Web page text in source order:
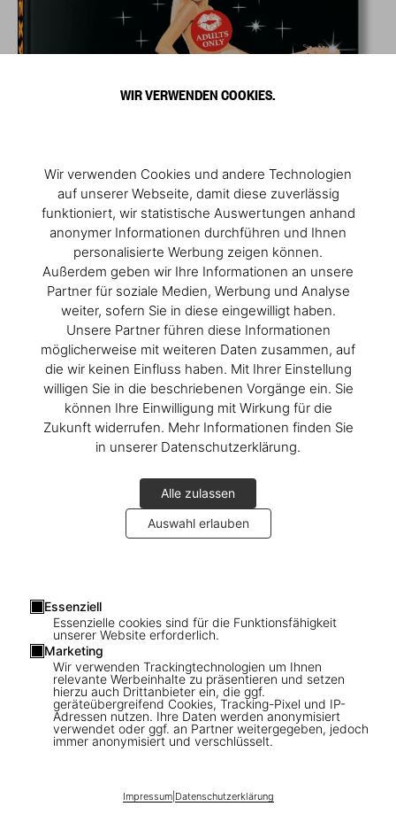
WIR VERWENDEN COOKIES.
Wir verwenden Cookies und andere Technologien
auf unserer Webseite, damit diese zuverlässig
funktioniert, wir statistische Auswertungen anhand
anonymer Informationen durchführen und Ihnen
personalisierte Werbung zeigen können.
Außerdem geben wir Ihre Informationen an unsere
Partner für soziale Medien, Werbung und Analyse
weiter, sofern Sie in diese eingewilligt haben.
Unsere Partner führen diese Informationen
möglicherweise mit weiteren Daten zusammen, auf
die wir keinen Einfluss haben. Mit Ihrer Einstellung
willigen Sie in die beschriebenen Vorgänge ein. Sie
können Ihre Einwilligung mit Wirkung für die
Zukunft widerrufen. Mehr Informationen finden Sie
in unserer Datenschutzerklärung.
Alle zulassen
Auswahl erlauben
Essenziell
Essenzielle cookies sind für die Funktionsfähigkeit
unserer Website erforderlich.
Marketing
Wir verwenden Trackingtechnologien um Ihnen
relevante Werbeinhalte zu präsentieren und setzen
hierzu auch Drittanbieter ein, die ggf.
geräteübergreifend Cookies, Tracking-Pixel und IP-
Adressen nutzen. Ihre Daten werden anonymisiert
verwendet oder ggf. an Partner weitergegeben, jedoch
immer anonymisiert und verschlüsselt.
Impressum| Datenschutzerklärung
ADULTS ONLY
Sexy Record Covers
US$ 70
Record Covers